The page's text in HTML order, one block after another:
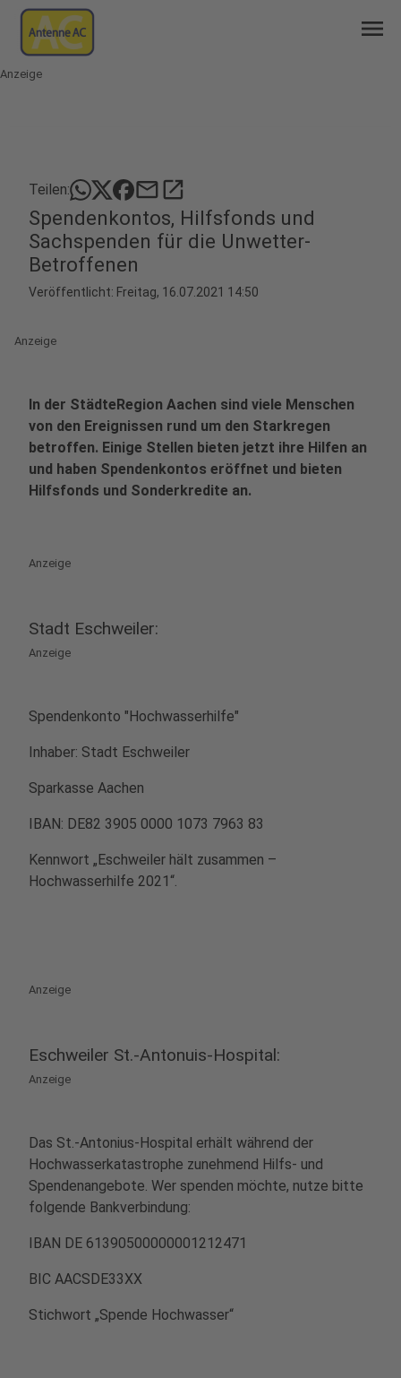
menu
Anzeige
Teilen: mailopen_in_new
Spendenkontos, Hilfsfonds und
Sachspenden für die Unwetter-
Betroffenen
Veröffentlicht: Freitag, 16.07.2021 14:50
Anzeige
In der StädteRegion Aachen sind viele Menschen
von den Ereignissen rund um den Starkregen
betroffen. Einige Stellen bieten jetzt ihre Hilfen an
und haben Spendenkontos eröffnet und bieten
Hilfsfonds und Sonderkredite an.
Anzeige
Stadt Eschweiler:
Anzeige
Spendenkonto "Hochwasserhilfe"
Inhaber: Stadt Eschweiler
Sparkasse Aachen
IBAN: DE82 3905 0000 1073 7963 83
Kennwort „Eschweiler hält zusammen –
Hochwasserhilfe 2021“.
Anzeige
Eschweiler St.-Antonuis-Hospital:
Anzeige
Das St.-Antonius-Hospital erhält während der
Hochwasserkatastrophe zunehmend Hilfs- und
Spendenangebote. Wer spenden möchte, nutze bitte
folgende Bankverbindung:
IBAN DE 61390500000001212471
BIC AACSDE33XX
Stichwort „Spende Hochwasser“